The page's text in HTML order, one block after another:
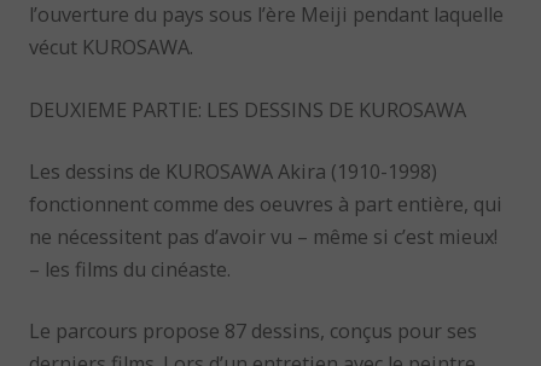
l’ouverture du pays sous l’ère Meiji pendant laquelle
vécut KUROSAWA.
DEUXIEME PARTIE: LES DESSINS DE KUROSAWA
Les dessins de KUROSAWA Akira (1910-1998)
fonctionnent comme des oeuvres à part entière, qui
ne nécessitent pas d’avoir vu – même si c’est mieux!
– les films du cinéaste.
Le parcours propose 87 dessins, conçus pour ses